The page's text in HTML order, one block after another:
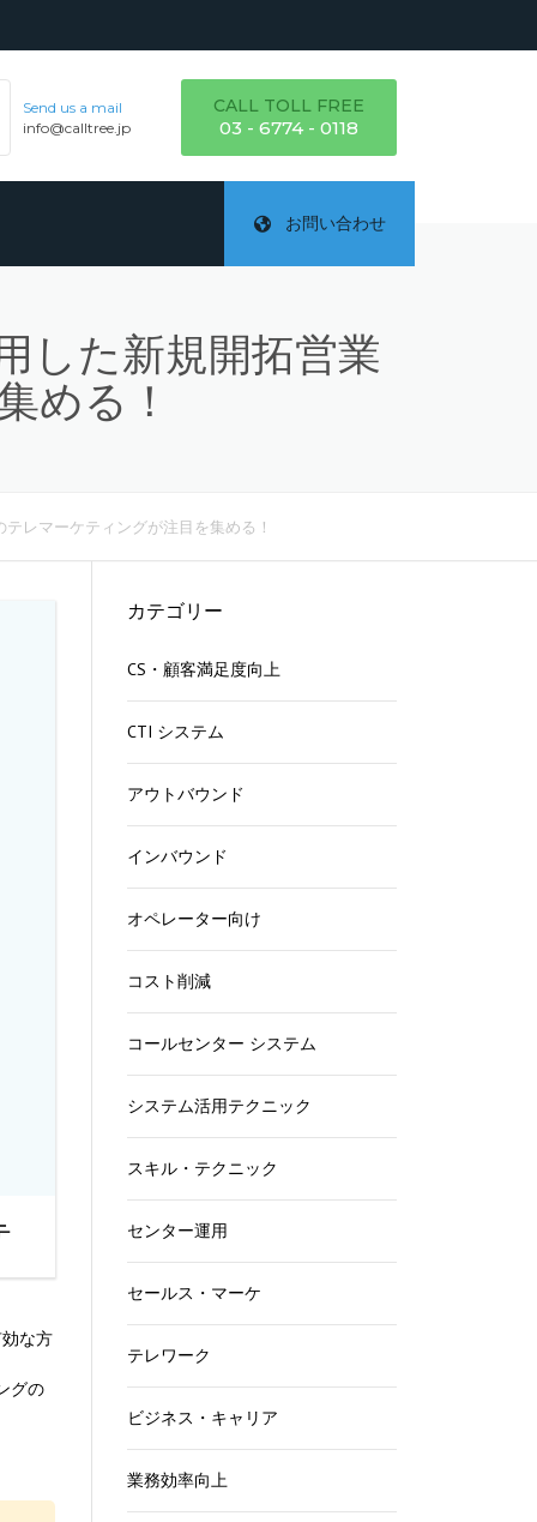
Send us a mail
info@calltree.jp
CALL TOLL FREE
03 - 6774 - 0118
お問い合わせ
した新規開拓営業
める！
レマーケティングが注目を集める！
な方
グの
カテゴリー
CS・顧客満足度向上
CTI システム
アウトバウンド
インバウンド
オペレーター向け
コスト削減
コールセンター システム
システム活用テクニック
スキル・テクニック
センター運用
セールス・マーケ
テレワーク
ビジネス・キャリア
業務効率向上